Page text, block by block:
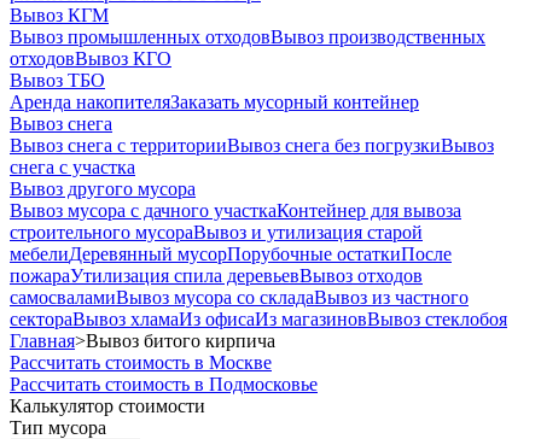
Вывоз КГМ
Вывоз промышленных отходовВывоз производственных
отходовВывоз КГО
Вывоз ТБО
Аренда накопителяЗаказать мусорный контейнер
Вывоз снега
Вывоз снега с территорииВывоз снега без погрузкиВывоз
снега с участка
Вывоз другого мусора
Вывоз мусора с дачного участкаКонтейнер для вывоза
строительного мусораВывоз и утилизация старой
мебелиДеревянный мусорПорубочные остаткиПосле
пожараУтилизация спила деревьевВывоз отходов
самосваламиВывоз мусора со складаВывоз из частного
сектораВывоз хламаИз офисаИз магазиновВывоз стеклобоя
Главная>Вывоз битого кирпича
Рассчитать стоимость в Москве
Рассчитать стоимость в Подмосковье
Калькулятор стоимости
Тип мусора